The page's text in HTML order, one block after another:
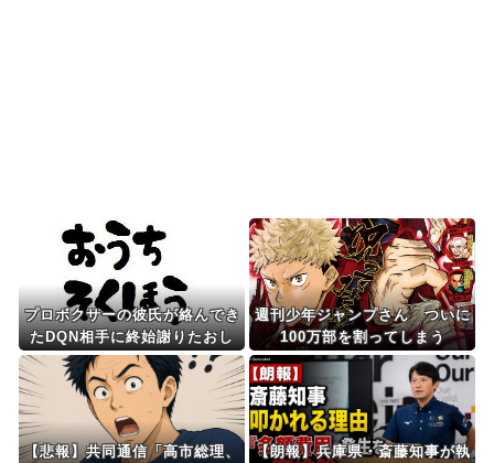
プロボクサーの彼氏が絡んでき
たDQN相手に終始謝りたおし
ててダサすぎる。正直かっこ悪
かった
週刊少年ジャンプさん ついに
100万部を割ってしまう
【悲報】共同通信「高市総理、
【朗報】兵庫県・斎藤知事が執